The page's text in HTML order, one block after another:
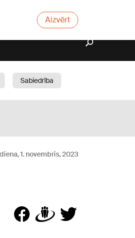
Aizvērt
Sabiedrība
1. novembris, 2023